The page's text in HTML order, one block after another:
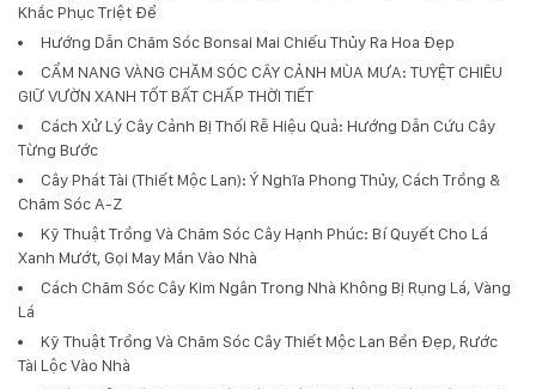
Khắc Phục Triệt Để
Hướng Dẫn Chăm Sóc Bonsai Mai Chiếu Thủy Ra Hoa Đẹp
CẨM NANG VÀNG CHĂM SÓC CÂY CẢNH MÙA MƯA: TUYỆT CHIÊU
GIỮ VƯỜN XANH TỐT BẤT CHẤP THỜI TIẾT
Cách Xử Lý Cây Cảnh Bị Thối Rễ Hiệu Quả: Hướng Dẫn Cứu Cây
Từng Bước
Cây Phát Tài (Thiết Mộc Lan): Ý Nghĩa Phong Thủy, Cách Trồng &
Chăm Sóc A-Z
Kỹ Thuật Trồng Và Chăm Sóc Cây Hạnh Phúc: Bí Quyết Cho Lá
Xanh Mướt, Gọi May Mắn Vào Nhà
Cách Chăm Sóc Cây Kim Ngân Trong Nhà Không Bị Rụng Lá, Vàng
Lá
Kỹ Thuật Trồng Và Chăm Sóc Cây Thiết Mộc Lan Bền Đẹp, Rước
Tài Lộc Vào Nhà